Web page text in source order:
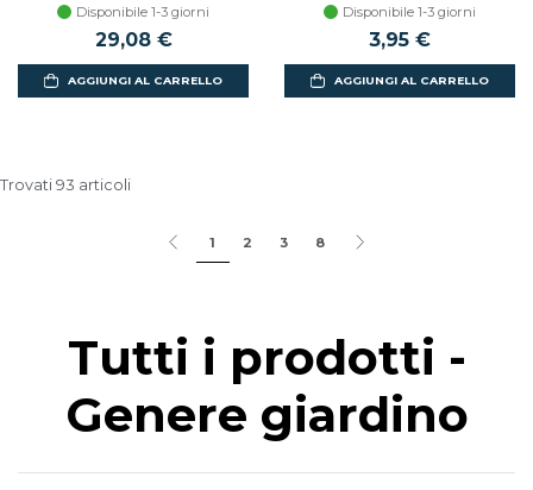
Disponibile 1-3 giorni
29,08 €
AGGIUNGI AL CARRELLO
Disponibile 1-3 giorni
3,95 €
AGGIUNGI AL CARRELLO
Trovati 93 articoli
1 2 3 8
Tutti i prodotti -
Genere giardino